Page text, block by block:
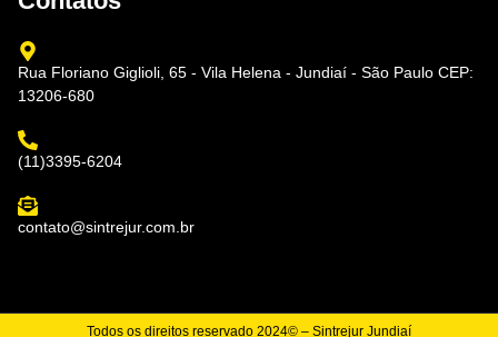
Rua Floriano Giglioli, 65 - Vila Helena - Jundiaí - São Paulo CEP:
13206-680
(11)3395-6204
contato@sintrejur.com.br
Todos os direitos reservado 2024© – Sintrejur Jundiaí